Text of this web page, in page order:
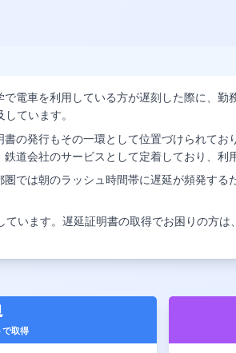
電車を利用している方が遅刻した際に、
ています。
の発行もその一環として位置づけられて
会社のサービスとして定着しており、利
では朝のラッシュ時間帯に遅延が頻発す
います。遅延証明書の取得でお困りの方
取得